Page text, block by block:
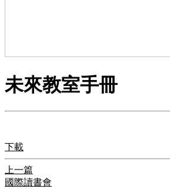
未來教室手冊
下載
上一篇
國際讀書會